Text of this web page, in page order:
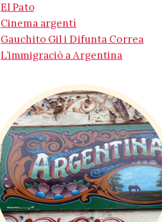
El Pato
Cinema argentí
Gauchito Gil i Difunta Correa
L’immigraciò a Argentina